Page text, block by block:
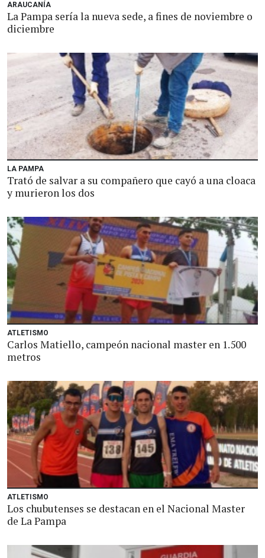
ARAUCANÍA
La Pampa sería la nueva sede, a fines de noviembre o
diciembre
LA PAMPA
Trató de salvar a su compañero que cayó a una cloaca
y murieron los dos
ATLETISMO
Carlos Matiello, campeón nacional master en 1.500
metros
ATLETISMO
Los chubutenses se destacan en el Nacional Master
de La Pampa